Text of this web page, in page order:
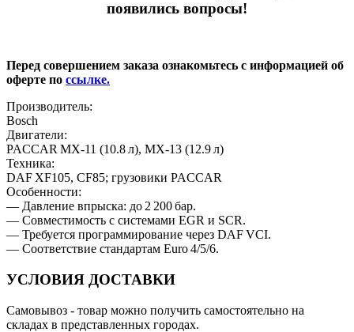
появились вопросы!
Перед совершением заказа ознакомьтесь с информацией об
оферте по ссылке.
Производитель:
Bosch
Двигатели:
PACCAR MX‑11 (10.8 л), MX‑13 (12.9 л)
Техника:
DAF XF105, CF85; грузовики PACCAR
Особенности:
— Давление впрыска: до 2 200 бар.
— Совместимость с системами EGR и SCR.
— Требуется программирование через DAF VCI.
— Соответствие стандартам Euro 4/5/6.
УСЛОВИЯ ДОСТАВКИ
Самовывоз - товар можно получить самостоятельно на
складах в представленных городах.